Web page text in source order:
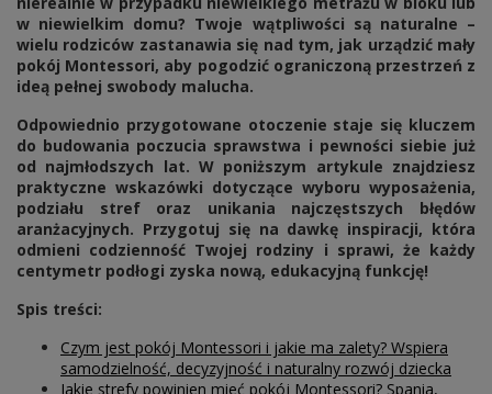
w niewielkim domu? Twoje wątpliwości są naturalne –
wielu rodziców zastanawia się nad tym, jak urządzić mały
pokój Montessori, aby pogodzić ograniczoną przestrzeń z
ideą pełnej swobody malucha.
Odpowiednio przygotowane otoczenie staje się kluczem
do budowania poczucia sprawstwa i pewności siebie już
od najmłodszych lat. W poniższym artykule znajdziesz
praktyczne wskazówki dotyczące wyboru wyposażenia,
podziału stref oraz unikania najczęstszych błędów
aranżacyjnych. Przygotuj się na dawkę inspiracji, która
odmieni codzienność Twojej rodziny i sprawi, że każdy
centymetr podłogi zyska nową, edukacyjną funkcję!
Spis treści:
Czym jest pokój Montessori i jakie ma zalety? Wspiera
samodzielność, decyzyjność i naturalny rozwój dziecka
Jakie strefy powinien mieć pokój Montessori? Spania,